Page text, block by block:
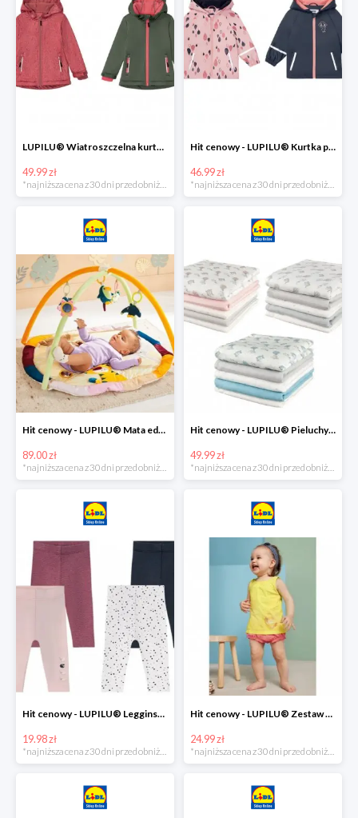
LUPILU® Wiatroszczelna kurtka dziecięca softshell, 1 sztuka
49.99 zł
Hit cenowy - LUPILU® Kurtka przeciwdeszczowa dziewczęca, 1 sztuka
46.99 zł
Hit cenowy - LUPILU® Mata edukacyjna dla niemowląt, 1 sztuka
89.00 zł
*najniższa cena z 30 dni przed obniżką
Hit cenowy - LUPILU® Pieluchy tetrowe 80x80 cm, z biobawełny, 5 sztuk
49.99 zł
*najniższa cena z 30 dni przed obniżką
Hit cenowy - LUPILU® Legginsy niemowlęce z biobawełną, 2 pary
19.98 zł
Hit cenowy - LUPILU® Zestaw dziecięcy z biobawełny (body + koszulka + spodenki), 1 komplet
24.99 zł